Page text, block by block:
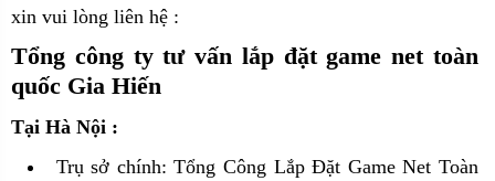
xin vui lòng liên hệ :
Tổng công ty tư vấn lắp đặt game net toàn
quốc Gia Hiến
Tại Hà Nội :
Trụ sở chính: Tổng Công Lắp Đặt Game Net Toàn